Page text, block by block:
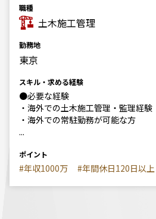
職種
土木施工管理
勤務地
東京
スキル・求める経験
●必要な経験
・海外での土木施工管理・監理経験
・海外での常駐勤務が可能な方
...
ポイント
#年収1000万 #年間休日120日以上